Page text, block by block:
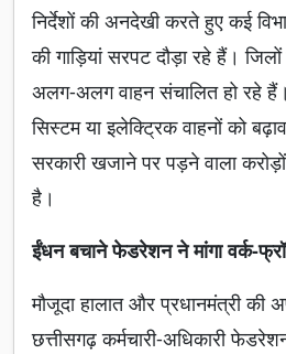
निर्देशों की अनदेखी करते हुए कई
की गाड़ियां सरपट दौड़ा रहे हैं।
अलग-अलग वाहन संचालित हो रहे
सिस्टम या इलेक्ट्रिक वाहनों को
सरकारी खजाने पर पड़ने वाला
है।
ईंधन बचाने फेडरेशन ने मांगा वर्क-
मौजूदा हालात और प्रधानमंत्री की
छत्तीसगढ़ कर्मचारी-अधिकारी